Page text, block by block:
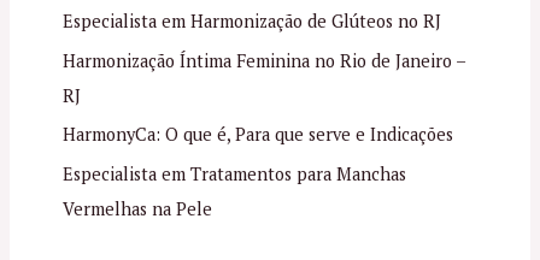
Especialista em Harmonização de Glúteos no RJ
Harmonização Íntima Feminina no Rio de Janeiro –
RJ
HarmonyCa: O que é, Para que serve e Indicações
Especialista em Tratamentos para Manchas
Vermelhas na Pele